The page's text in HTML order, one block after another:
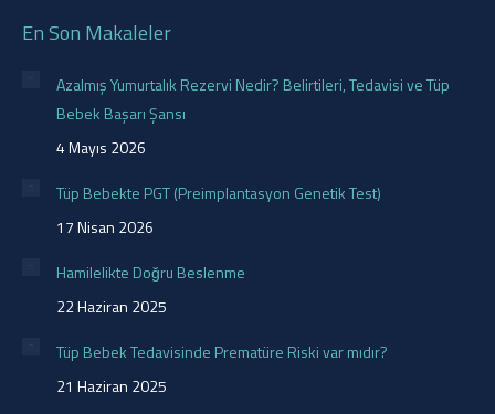
opens
new
window
opens
new
window
opens
new
window
En Son Makaleler
Azalmış Yumurtalık Rezervi Nedir? Belirtileri, Tedavisi ve Tüp
Bebek Başarı Şansı
4 Mayıs 2026
Tüp Bebekte PGT (Preimplantasyon Genetik Test)
17 Nisan 2026
Hamilelikte Doğru Beslenme
22 Haziran 2025
Tüp Bebek Tedavisinde Prematüre Riski var mıdır?
21 Haziran 2025